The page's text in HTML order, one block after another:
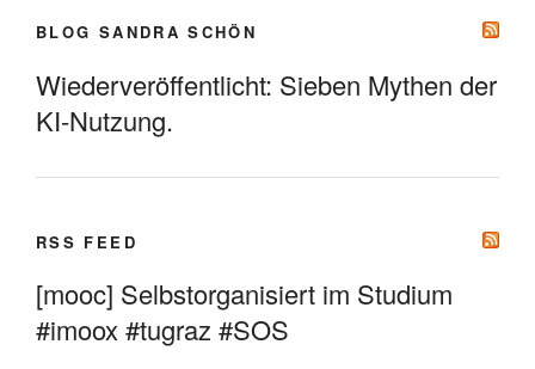
BLOG SANDRA SCHÖN
Wiederveröffentlicht: Sieben Mythen der
KI-Nutzung.
RSS FEED
[mooc] Selbstorganisiert im Studium
#imoox #tugraz #SOS